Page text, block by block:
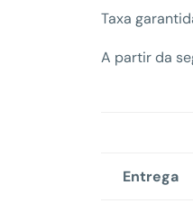
Taxa
A partir da
Entrega